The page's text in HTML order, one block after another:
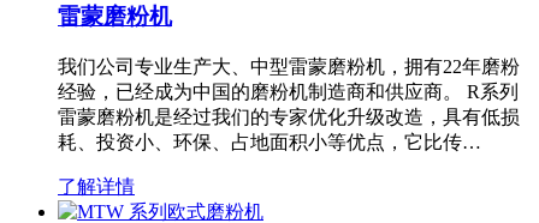
雷蒙磨粉机
我们公司专业生产大、中型雷蒙磨粉机，拥有22年磨粉
经验，已经成为中国的磨粉机制造商和供应商。 R系列
雷蒙磨粉机是经过我们的专家优化升级改造，具有低损
耗、投资小、环保、占地面积小等优点，它比传…
了解详情